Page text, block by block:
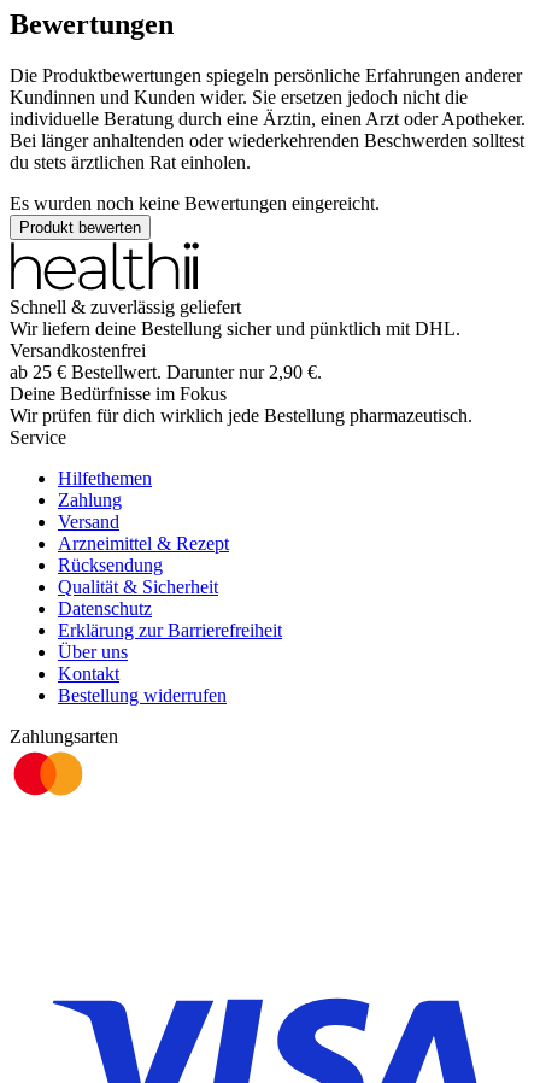
Bewertungen
Die Produktbewertungen spiegeln persönliche Erfahrungen anderer
Kundinnen und Kunden wider. Sie ersetzen jedoch nicht die
individuelle Beratung durch eine Ärztin, einen Arzt oder Apotheker.
Bei länger anhaltenden oder wiederkehrenden Beschwerden solltest
du stets ärztlichen Rat einholen.
Es wurden noch keine Bewertungen eingereicht.
Produkt bewerten
Schnell & zuverlässig geliefert
Wir liefern deine Bestellung sicher und pünktlich mit DHL.
Versandkostenfrei
ab 25 € Bestellwert. Darunter nur 2,90 €.
Deine Bedürfnisse im Fokus
Wir prüfen für dich wirklich jede Bestellung pharmazeutisch.
Service
Hilfethemen
Zahlung
Versand
Arzneimittel & Rezept
Rücksendung
Qualität & Sicherheit
Datenschutz
Erklärung zur Barrierefreiheit
Über uns
Kontakt
Bestellung widerrufen
Zahlungsarten